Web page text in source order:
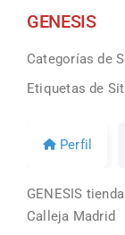
GENESIS
Categorías de
Etiquetas de
Perfil
GENESIS
Calleja Madrid